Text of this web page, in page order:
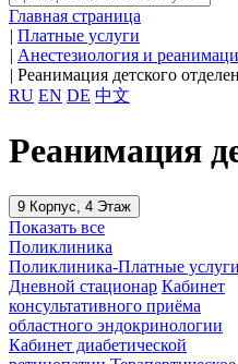
Главная страница
| Платные услуги
| Анестезиология и
| Реанимация детского
RU EN DE 中文
Реанимация
9 Корпус, 4 Этаж
Показать все
Поликлиника
Поликлиника-Платные услуги
Дневной стационар Кабинет
консультативного приёма
областного эндокринологии
Кабинет диабетической